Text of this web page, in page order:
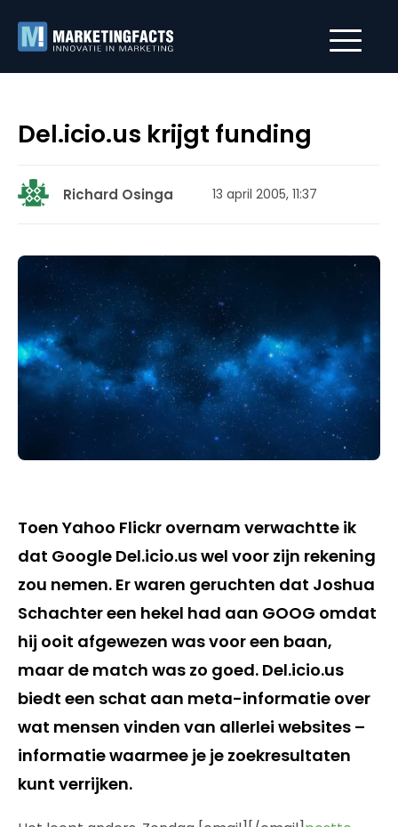
Del.icio.us krijgt funding
Richard Osinga 13 april 2005, 11:37
Toen Yahoo Flickr overnam verwachtte ik
dat Google Del.icio.us wel voor zijn rekening
zou nemen. Er waren geruchten dat Joshua
Schachter een hekel had aan GOOG omdat
hij ooit afgewezen was voor een baan,
maar de match was zo goed. Del.icio.us
biedt een schat aan meta-informatie over
wat mensen vinden van allerlei websites –
informatie waarmee je je zoekresultaten
kunt verrijken.